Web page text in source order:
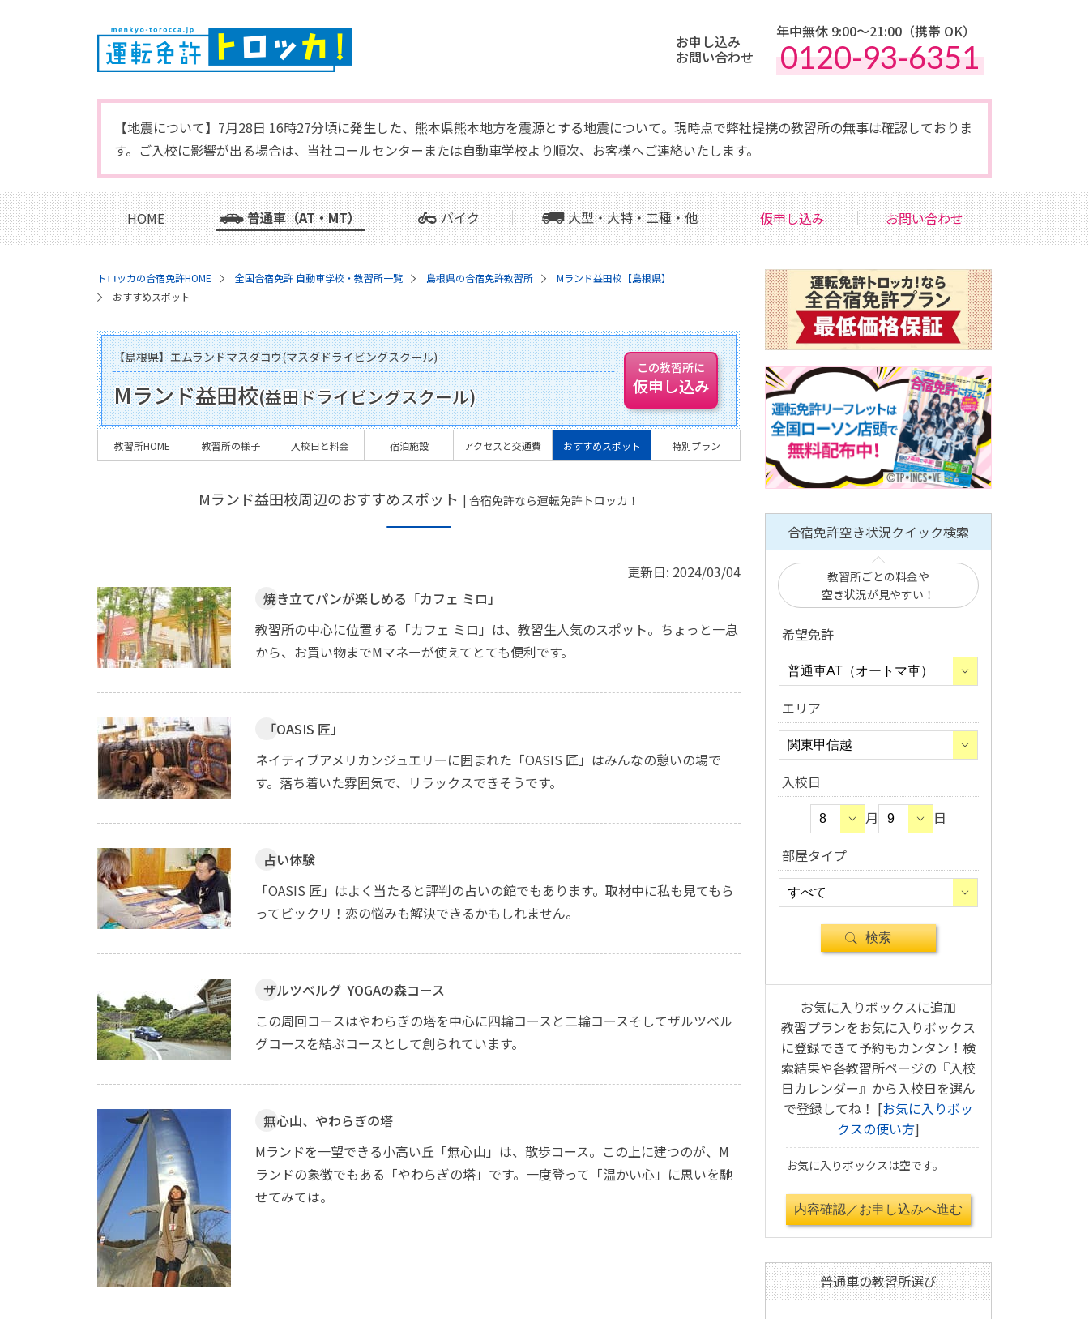
お申し込み
お問い合わせ
年中無休 9:00〜21:00（携帯 OK）
0120-93-6351
【地震について】7月28日 16時27分頃に発生した、熊本県熊本地方を震源とする地震について。現時点で弊社提携の教習所の無事は確認しておりま
す。ご入校に影響が出る場合は、当社コールセンターまたは自動車学校より順次、お客様へご連絡いたします。
HOME 普通車（AT・MT） バイク 大型・大特・二種・他 仮申し込み お問い合わせ
トロッカの合宿免許HOME 全国合宿免許 自動車学校・教習所一覧 島根県の合宿免許教習所
Mランド益田校【島根県】
おすすめスポット
【島根県】エムランドマスダコウ(マスダドライビングスクール)
Mランド益田校(益田ドライビングスクール)
この教習所に
仮申し込み
教習所HOME 教習所の様子 入校日と料金 宿泊施設 アクセスと交通費 おすすめスポット 特別プラン
Mランド益田校周辺のおすすめスポット | 合宿免許なら運転免許トロッカ！
更新日: 2024/03/04
焼き立てパンが楽しめる「カフェ ミロ」
教習所の中心に位置する「カフェ ミロ」は、教習生人気のスポット。ちょっと一息
から、お買い物までMマネーが使えてとても便利です。
「OASIS 匠」
ネイティブアメリカンジュエリーに囲まれた「OASIS 匠」はみんなの憩いの場で
す。落ち着いた雰囲気で、リラックスできそうです。
占い体験
「OASIS 匠」はよく当たると評判の占いの館でもあります。取材中に私も見てもら
ってビックリ！恋の悩みも解決できるかもしれません。
ザルツベルグ YOGAの森コース
この周回コースはやわらぎの塔を中心に四輪コースと二輪コースそしてザルツベル
グコースを結ぶコースとして創られています。
無心山、やわらぎの塔
Mランドを一望できる小高い丘「無心山」は、散歩コース。この上に建つのが、M
ランドの象徴でもある「やわらぎの塔」です。一度登って「温かい心」に思いを馳
せてみては。
合宿免許空き状況クイック検索
教習所ごとの料金や
空き状況が見やすい！
希望免許
エリア
入校日
月
日
部屋タイプ
お気に入りボックスに追加
教習プランをお気に入りボックス
に登録できて予約もカンタン！検
索結果や各教習所ページの『入校
日カレンダー』から入校日を選ん
で登録してね！ [お気に入りボッ
クスの使い方]
お気に入りボックスは空です。
普通車の教習所選び